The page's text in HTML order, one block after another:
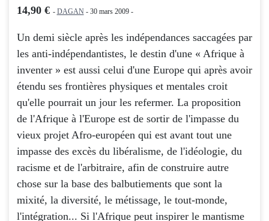
14,90 € - DAGAN- 30 mars 2009 -
Un demi siècle après les indépendances saccagées par
les anti-indépendantistes, le destin d'une « Afrique à
inventer » est aussi celui d'une Europe qui après avoir
étendu ses frontières physiques et mentales croit
qu'elle pourrait un jour les refermer. La proposition
de l'Afrique à l'Europe est de sortir de l'impasse du
vieux projet Afro-européen qui est avant tout une
impasse des excès du libéralisme, de l'idéologie, du
racisme et de l'arbitraire, afin de construire autre
chose sur la base des balbutiements que sont la
mixité, la diversité, le métissage, le tout-monde,
l'intégration... Si l'Afrique peut inspirer le mantisme